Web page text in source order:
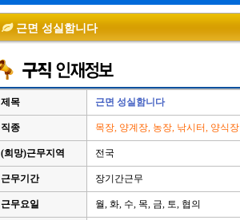
근면 성실함니다
제목 근면 성실함니다
직종 목장, 양계장, 농장, 낚시터, 양식장
(희망)근무지역 전국
근무기간 장기간근무
근무요일 월, 화, 수, 목, 금, 토, 협의